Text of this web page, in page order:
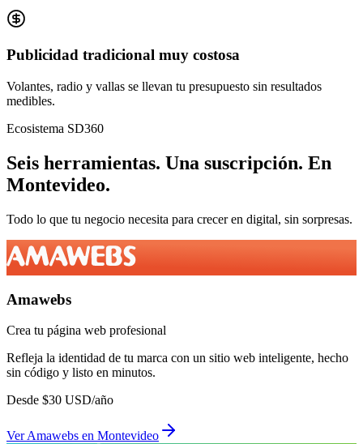
Publicidad tradicional muy costosa
Volantes, radio y vallas se llevan tu presupuesto sin resultados
medibles.
Ecosistema SD360
Seis herramientas. Una suscripción. En
Montevideo.
Todo lo que tu negocio necesita para crecer en digital, sin sorpresas.
Amawebs
Crea tu página web profesional
Refleja la identidad de tu marca con un sitio web inteligente, hecho
sin código y listo en minutos.
Desde $30 USD/año
VerAmawebs en Montevideo